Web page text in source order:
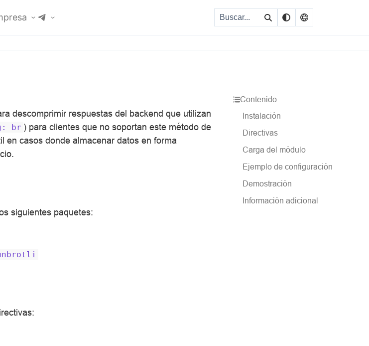
descomprimir respuestas del backend que utilizan
br ) para clientes que no soportan este método de
en casos donde almacenar datos en forma
siguientes paquetes:
Contenido
Instalación
Directivas
Carga del módulo
Ejemplo de configuración
Demostración
Información adicional